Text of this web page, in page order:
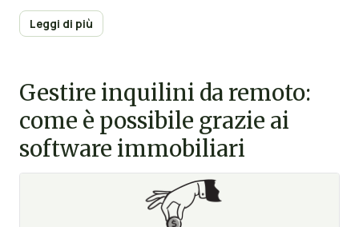
Leggi di più
Gestire inquilini da remoto:
come è possibile grazie ai
software immobiliari